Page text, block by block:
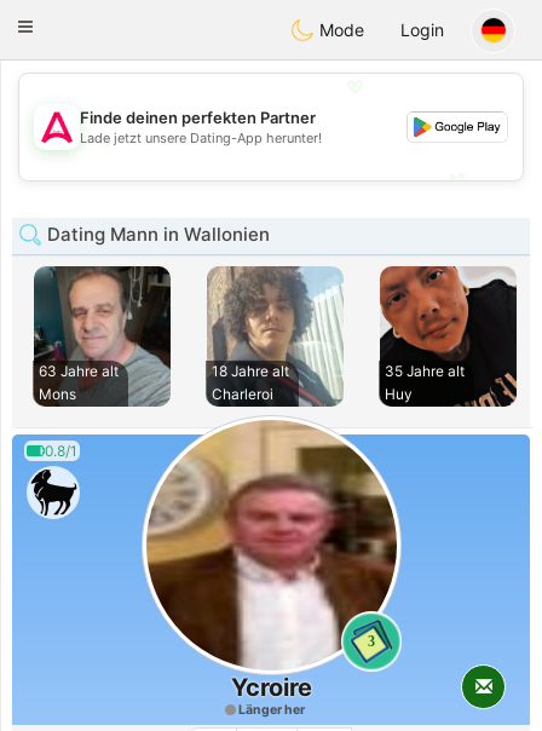
Tantôt
Toggle
Mode Login
💖
💕
Finde deinen perfekten Partner
Lade jetzt unsere Dating-App herunter!
Dating Mann in Wallonien
63 Jahre alt
Mons
18 Jahre alt
Charleroi
35 Jahre alt
Huy
0.8/1
3
Ycroire
Länger her